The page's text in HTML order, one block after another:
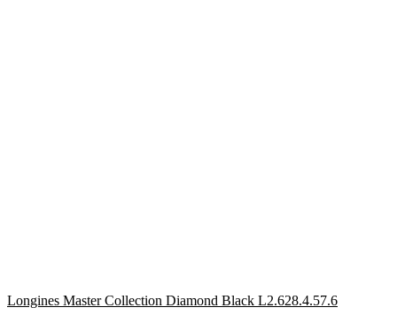
Longines Master Collection Diamond Black L2.628.4.57.6